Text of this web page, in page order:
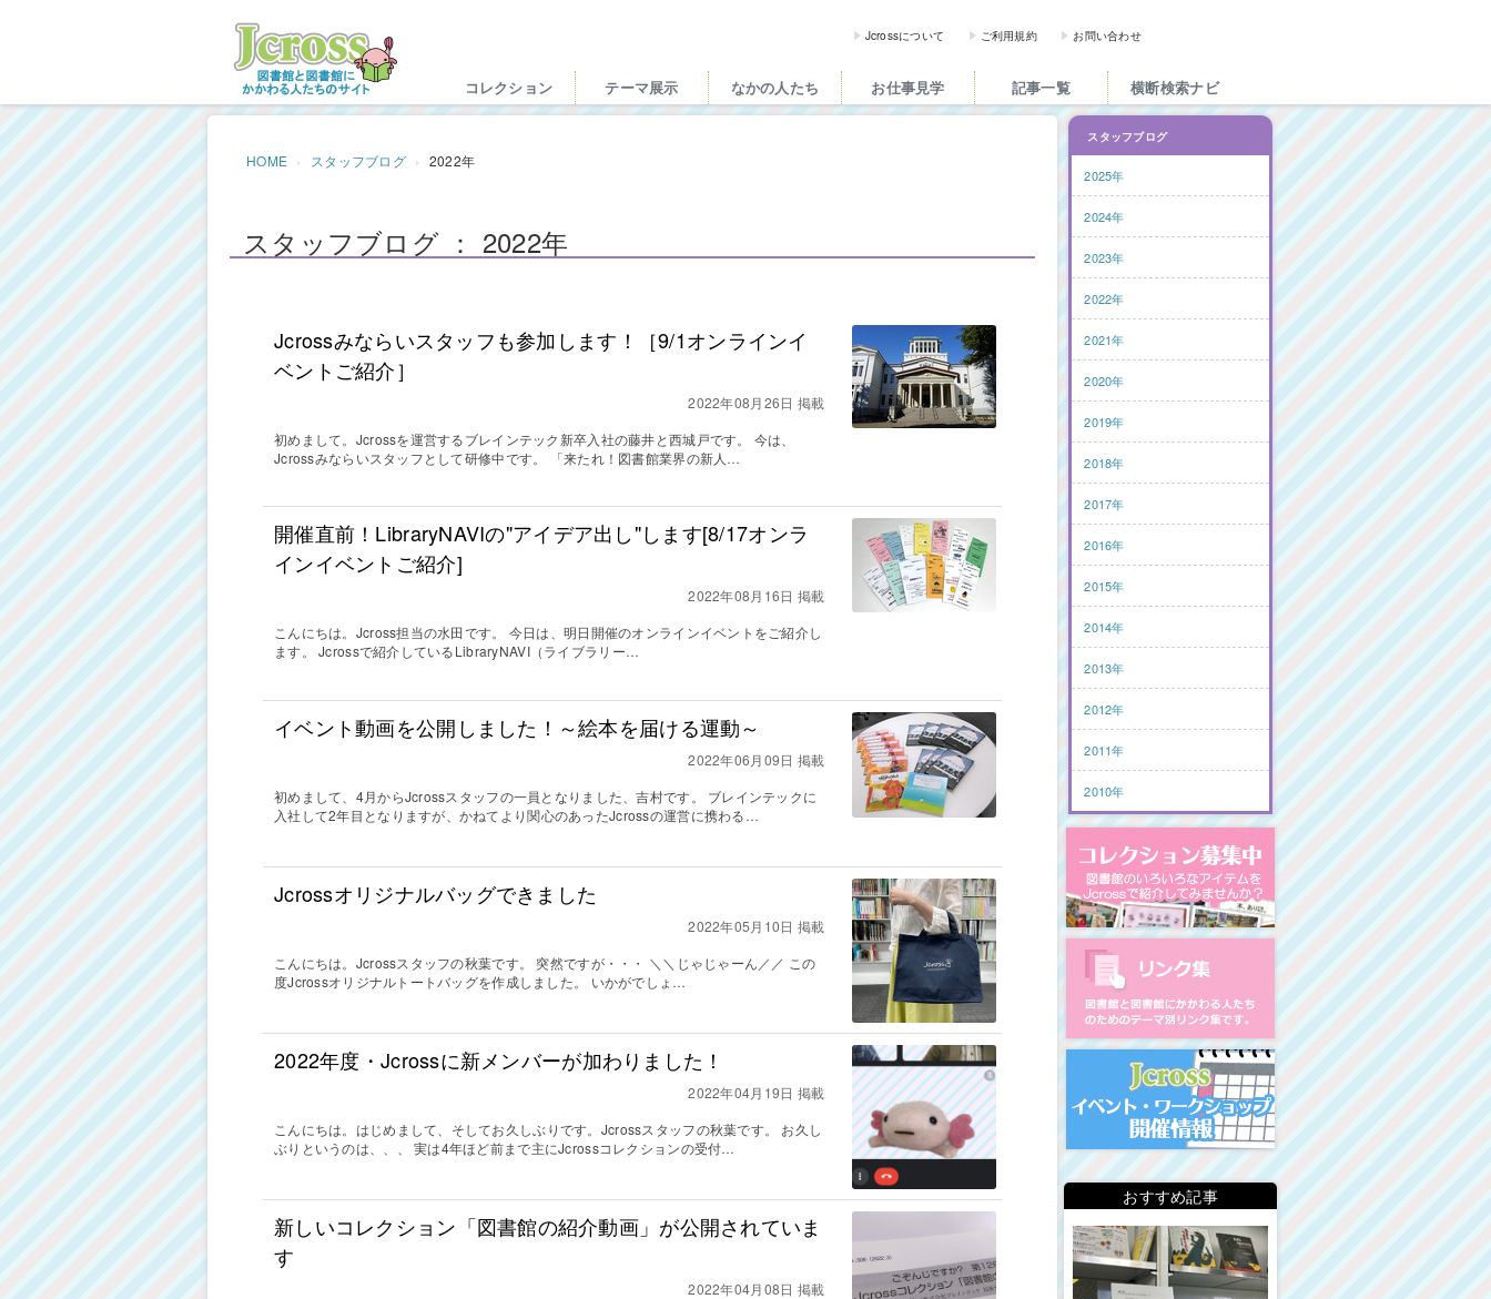
Jcross（ジェイクロス）| 図書館と図書館にかかわる人た
Jcrossについて ご利用規約 お問い合わせ
コレクション テーマ展示 なかの人たち お仕事見学 記事一覧 横断検索ナビ
HOME スタッフブログ 2022年
スタッフブログ ： 2022年
Jcrossみならいスタッフも参加します！［9/1オンラインイ
ベントご紹介］
2022年08月26日 掲載
初めまして。Jcrossを運営するブレインテック新卒入社の藤井と西城戸です。 今は、
Jcrossみならいスタッフとして研修中です。 「来たれ！図書館業界の新人…
開催直前！LibraryNAVIの"アイデア出し"します[8/17オンラ
インイベントご紹介]
2022年08月16日 掲載
こんにちは。Jcross担当の水田です。 今日は、明日開催のオンラインイベントをご紹介し
ます。 Jcrossで紹介しているLibraryNAVI（ライブラリー…
イベント動画を公開しました！～絵本を届ける運動～
2022年06月09日 掲載
初めまして、4月からJcrossスタッフの一員となりました、吉村です。 ブレインテックに
入社して2年目となりますが、かねてより関心のあったJcrossの運営に携わる…
Jcrossオリジナルバッグできました
2022年05月10日 掲載
こんにちは。Jcrossスタッフの秋葉です。 突然ですが・・・ ＼＼じゃじゃーん／／ この
度Jcrossオリジナルトートバッグを作成しました。 いかがでしょ…
2022年度・Jcrossに新メンバーが加わりました！
2022年04月19日 掲載
こんにちは。はじめまして、そしてお久しぶりです。Jcrossスタッフの秋葉です。 お久し
ぶりというのは、、、 実は4年ほど前まで主にJcrossコレクションの受付…
新しいコレクション「図書館の紹介動画」が公開されていま
す
2022年04月08日 掲載
スタッフブログ
2025年
2024年
2023年
2022年
2021年
2020年
2019年
2018年
2017年
2016年
2015年
2014年
2013年
2012年
2011年
2010年
コレクション募集中
図書館リンク集
イベント・ワークショップ開
おすすめ記事